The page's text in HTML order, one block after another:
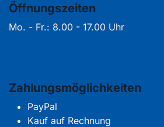
Öffnungszeiten
Mo. - Fr.: 8.00 - 17.00 Uhr
Zahlungsmöglichkeiten
PayPal
Kauf auf Rechnung